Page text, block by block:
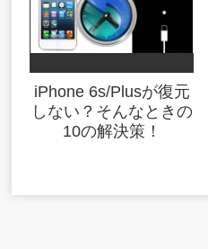
iPhone 6s/Plusが復元
しない？そんなときの
10の解決策！